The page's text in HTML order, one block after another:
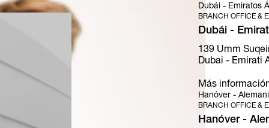
Dubái - Emiratos
BRANCH OFFICE &
Dubái -
139 Umm
Dubai - Emirati
Más
Hanóver -
BRANCH OFFICE &
Hanóver -